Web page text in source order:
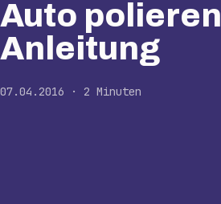
Auto polieren
Anleitung
07.04.2016 · 2 Minuten